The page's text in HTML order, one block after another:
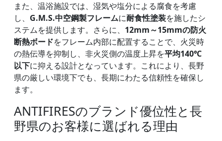
また、温浴施設では、湿気や塩分による腐食を考慮
し、 G.M.S.中空鋼製フレームに耐食性塗装を施したシ
ステムを提供します。さらに、 12mm～15mmの防火
断熱ボードをフレーム内部に配置することで、火災時
の熱伝導を抑制し、非火災側の温度上昇を平均140℃
以下に抑える設計となっています。これにより、長野
県の厳しい環境下でも、長期にわたる信頼性を確保し
ます。
ANTIFIRESのブランド優位性と長
野県のお客様に選ばれる理由